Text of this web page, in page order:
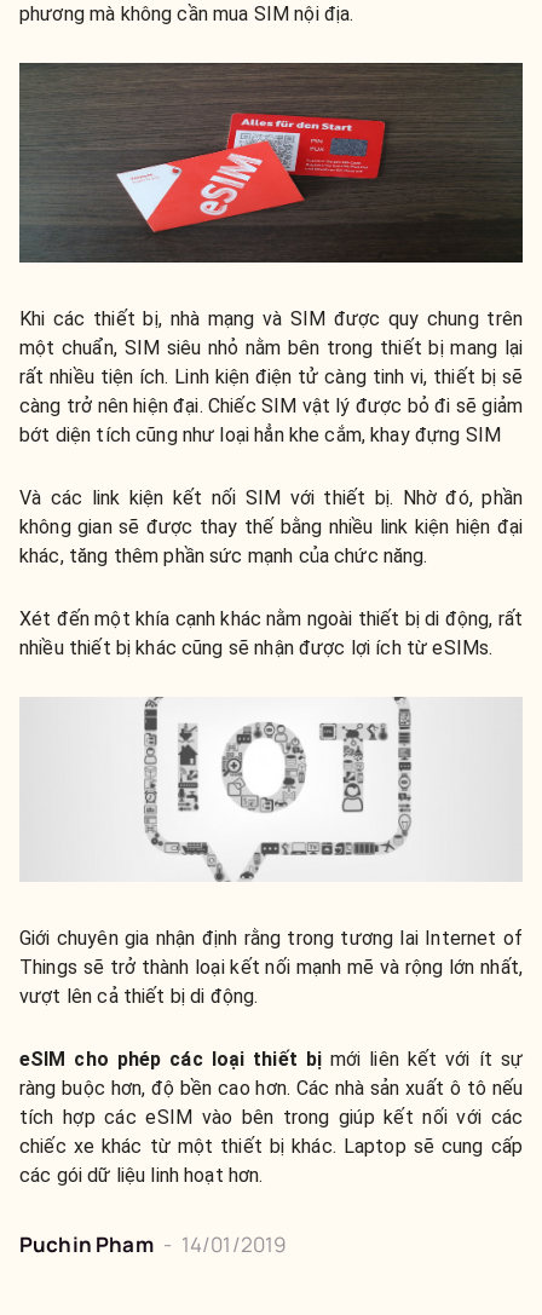
phương mà không cần mua SIM nội địa.
Khi các thiết bị, nhà mạng và SIM được quy chung trên
một chuẩn, SIM siêu nhỏ nằm bên trong thiết bị mang lại
rất nhiều tiện ích. Linh kiện điện tử càng tinh vi, thiết bị sẽ
càng trở nên hiện đại. Chiếc SIM vật lý được bỏ đi sẽ giảm
bớt diện tích cũng như loại hẳn khe cắm, khay đựng SIM
Và các link kiện kết nối SIM với thiết bị. Nhờ đó, phần
không gian sẽ được thay thế bằng nhiều link kiện hiện đại
khác, tăng thêm phần sức mạnh của chức năng.
Xét đến một khía cạnh khác nằm ngoài thiết bị di động, rất
nhiều thiết bị khác cũng sẽ nhận được lợi ích từ eSIMs.
Giới chuyên gia nhận định rằng trong tương lai Internet of
Things sẽ trở thành loại kết nối mạnh mẽ và rộng lớn nhất,
vượt lên cả thiết bị di động.
eSIM cho phép các loại thiết bị mới liên kết với ít sự
ràng buộc hơn, độ bền cao hơn. Các nhà sản xuất ô tô nếu
tích hợp các eSIM vào bên trong giúp kết nối với các
chiếc xe khác từ một thiết bị khác. Laptop sẽ cung cấp
các gói dữ liệu linh hoạt hơn.
Puchin Pham - 14/01/2019